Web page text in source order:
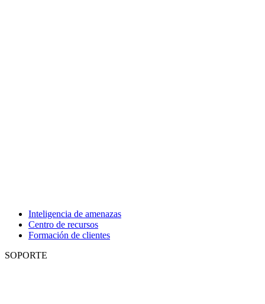
Inteligencia de amenazas
Centro de recursos
Formación de clientes
SOPORTE